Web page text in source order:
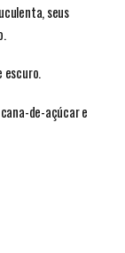
seus
escuro.
de-açúcar e